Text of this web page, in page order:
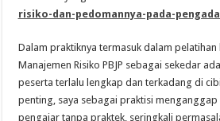
risiko-dan-pedomannya-pada-
Dalam praktiknya termasuk dalam
Manajemen Risiko PBJP sebagai sekedar
peserta terlalu lengkap dan terkadang di
penting, saya sebagai praktisi
pengajar tanpa praktek, seringkali